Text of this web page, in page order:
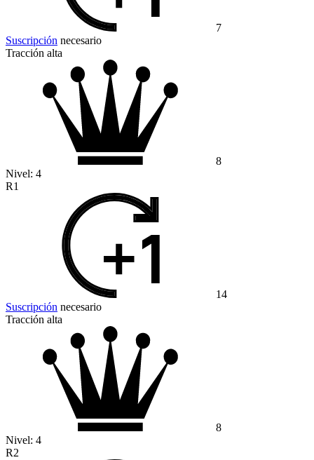
7
Suscripción necesario
Tracción alta
8
Nivel: 4
R1
14
Suscripción necesario
Tracción alta
8
Nivel: 4
R2